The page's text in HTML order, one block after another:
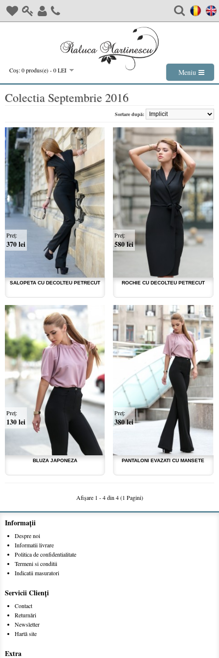
Coş: 0 produs(e) - 0 LEI Meniu
Colectia Septembrie 2016
Sortare după:
SALOPETA CU DECOLTEU PETRECUT
Preţ:
370 lei
ROCHIE CU DECOLTEU PETRECUT
Preţ:
580 lei
BLUZA JAPONEZA
Preţ:
130 lei
PANTALONI EVAZATI CU MANSETE
Preţ:
380 lei
Afişare 1 - 4 din 4 (1 Pagini)
Informaţii
Despre noi
Informatii livrare
Politica de confidentialitate
Termeni si conditii
Indicatii masuratori
Servicii Clienţi
Contact
Returnări
Newsletter
Hartă site
Extra